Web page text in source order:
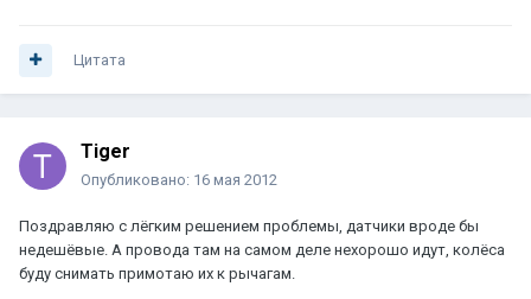
Цитата
Tiger
Опубликовано: 16 мая 2012
Поздравляю с лёгким решением проблемы, датчики вроде бы
недешёвые. А провода там на самом деле нехорошо идут, колёса
буду снимать примотаю их к рычагам.